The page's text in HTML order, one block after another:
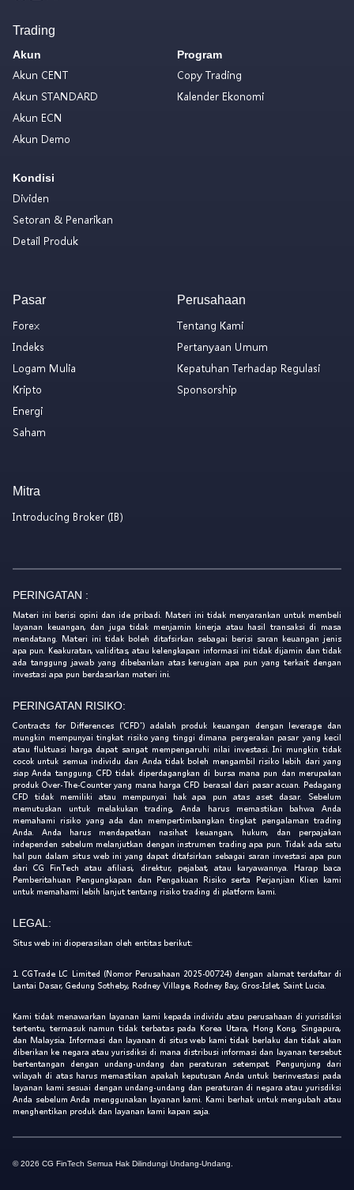
Trading
Akun
Akun CENT
Akun STANDARD
Akun ECN
Akun Demo
Kondisi
Dividen
Setoran & Penarikan
Detail Produk
Program
Copy Trading
Kalender Ekonomi
Pasar
Forex
Indeks
Logam Mulia
Kripto
Energi
Saham
Perusahaan
Tentang Kami
Pertanyaan Umum
Kepatuhan Terhadap Regulasi
Sponsorship
Mitra
Introducing Broker (IB)
PERINGATAN :
Materi ini berisi opini dan ide pribadi. Materi ini tidak menyarankan untuk membeli
layanan keuangan, dan juga tidak menjamin kinerja atau hasil transaksi di masa
mendatang. Materi ini tidak boleh ditafsirkan sebagai berisi saran keuangan jenis
apa pun. Keakuratan, validitas, atau kelengkapan informasi ini tidak dijamin dan tidak
ada tanggung jawab yang dibebankan atas kerugian apa pun yang terkait dengan
investasi apa pun berdasarkan materi ini.
PERINGATAN RISIKO:
Contracts for Differences ('CFD') adalah produk keuangan dengan leverage dan
mungkin mempunyai tingkat risiko yang tinggi dimana pergerakan pasar yang kecil
atau fluktuasi harga dapat sangat mempengaruhi nilai investasi. Ini mungkin tidak
cocok untuk semua individu dan Anda tidak boleh mengambil risiko lebih dari yang
siap Anda tanggung. CFD tidak diperdagangkan di bursa mana pun dan merupakan
produk Over-The-Counter yang mana harga CFD berasal dari pasar acuan. Pedagang
CFD tidak memiliki atau mempunyai hak apa pun atas aset dasar. Sebelum
memutuskan untuk melakukan trading, Anda harus memastikan bahwa Anda
memahami risiko yang ada dan mempertimbangkan tingkat pengalaman trading
Anda. Anda harus mendapatkan nasihat keuangan, hukum, dan perpajakan
independen sebelum melanjutkan dengan instrumen trading apa pun. Tidak ada satu
hal pun dalam situs web ini yang dapat ditafsirkan sebagai saran investasi apa pun
dari CG FinTech atau afiliasi, direktur, pejabat, atau karyawannya. Harap baca
Pemberitahuan Pengungkapan dan Pengakuan Risiko serta Perjanjian Klien kami
untuk memahami lebih lanjut tentang risiko trading di platform kami.
LEGAL:
Situs web ini dioperasikan oleh entitas berikut:
1. CGTrade LC Limited (Nomor Perusahaan 2025-00724) dengan alamat terdaftar di
Lantai Dasar, Gedung Sotheby, Rodney Village, Rodney Bay, Gros-Islet, Saint Lucia.
Kami tidak menawarkan layanan kami kepada individu atau perusahaan di yurisdiksi
tertentu, termasuk namun tidak terbatas pada Korea Utara, Hong Kong, Singapura,
dan Malaysia. Informasi dan layanan di situs web kami tidak berlaku dan tidak akan
diberikan ke negara atau yurisdiksi di mana distribusi informasi dan layanan tersebut
bertentangan dengan undang-undang dan peraturan setempat. Pengunjung dari
wilayah di atas harus memastikan apakah keputusan Anda untuk berinvestasi pada
layanan kami sesuai dengan undang-undang dan peraturan di negara atau yurisdiksi
Anda sebelum Anda menggunakan layanan kami. Kami berhak untuk mengubah atau
menghentikan produk dan layanan kami kapan saja.
© 2026 CG FinTech Semua Hak Dilindungi Undang-Undang.